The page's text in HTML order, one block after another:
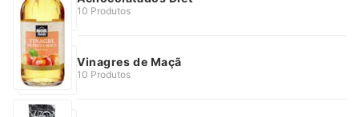
10 Produtos
Vinagres de Maçã
10 Produtos